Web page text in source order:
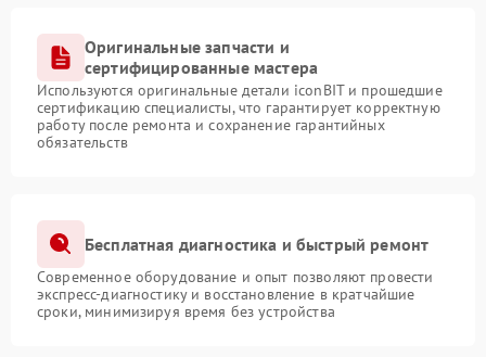
Оригинальные запчасти и
сертифицированные мастера
Используются оригинальные детали iconBIT и прошедшие
сертификацию специалисты, что гарантирует корректную
работу после ремонта и сохранение гарантийных
обязательств
Бесплатная диагностика и быстрый ремонт
Современное оборудование и опыт позволяют провести
экспресс-диагностику и восстановление в кратчайшие
сроки, минимизируя время без устройства